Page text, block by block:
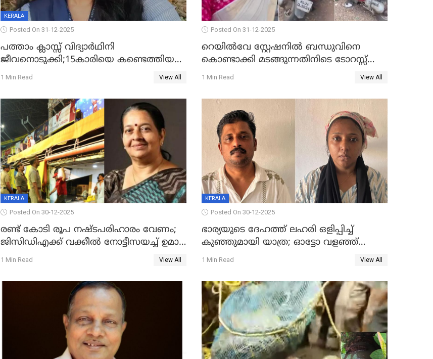
KERALA
Posted On 31-12-2025
പത്താം ക്ലാസ്സ് വിദ്യാര്‍ഥിനി
ജീവനൊടുക്കി;15കാരിയെ കണ്ടെത്തിയത്
കിടപ്പുമുറിയില്‍ തൂങ്ങി മരിച്ച നിലയിൽ
1 Min Read View All
Posted On 31-12-2025
റെയിൽവേ സ്റ്റേഷനിൽ ബന്ധുവിനെ
കൊണ്ടാക്കി മടങ്ങുന്നതിനിടെ ടോറസ്സ്
ലോറി സ്കൂട്ടറിൽ ഇടിച്ചു : യുവതിക്ക്
1 Min Read View All
KERALA
Posted On 30-12-2025
രണ്ട് കോടി രൂപ നഷ്ടപരിഹാരം വേണം;
ജിസിഡിഎക്ക് വക്കീൽ നോട്ടീസയച്ച് ഉമാ
തോമസ്
1 Min Read View All
KERALA
Posted On 30-12-2025
ഭാര്യയുടെ ദേഹത്ത് ലഹരി ഒളിപ്പിച്ച്
കുഞ്ഞുമായി യാത്ര; ഓട്ടോ വളഞ്ഞ്
ദമ്പതികളെ പിടികൂടി പൊലീസ്
1 Min Read View All